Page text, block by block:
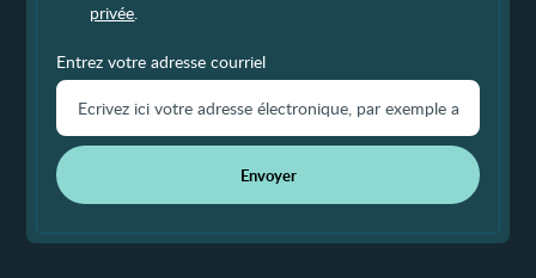
privée.
Entrez votre adresse courriel
Envoyer